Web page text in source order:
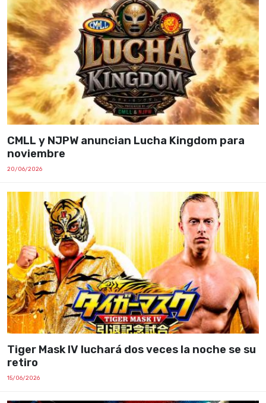
CMLL y NJPW anuncian Lucha Kingdom para
noviembre
20/06/2026
Tiger Mask IV luchará dos veces la noche se su
retiro
15/06/2026